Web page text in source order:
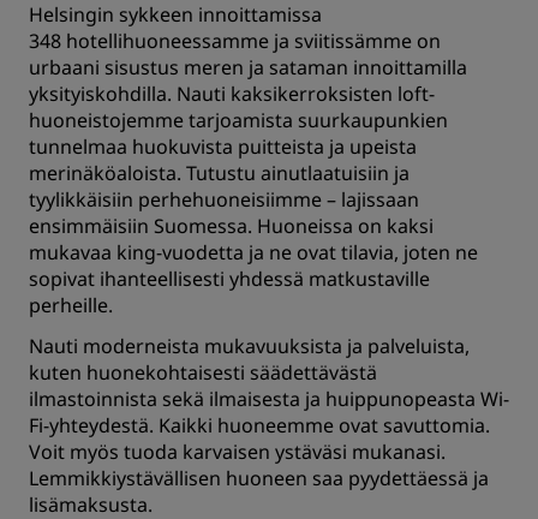
Helsingin sykkeen innoittamissa
348 hotellihuoneessamme ja sviitissämme on
urbaani sisustus meren ja sataman innoittamilla
yksityiskohdilla. Nauti kaksikerroksisten loft-
huoneistojemme tarjoamista suurkaupunkien
tunnelmaa huokuvista puitteista ja upeista
merinäköaloista. Tutustu ainutlaatuisiin ja
tyylikkäisiin perhehuoneisiimme – lajissaan
ensimmäisiin Suomessa. Huoneissa on kaksi
mukavaa king-vuodetta ja ne ovat tilavia, joten ne
sopivat ihanteellisesti yhdessä matkustaville
perheille.
Nauti moderneista mukavuuksista ja palveluista,
kuten huonekohtaisesti säädettävästä
ilmastoinnista sekä ilmaisesta ja huippunopeasta Wi-
Fi-yhteydestä. Kaikki huoneemme ovat savuttomia.
Voit myös tuoda karvaisen ystäväsi mukanasi.
Lemmikkiystävällisen huoneen saa pyydettäessä ja
lisämaksusta.